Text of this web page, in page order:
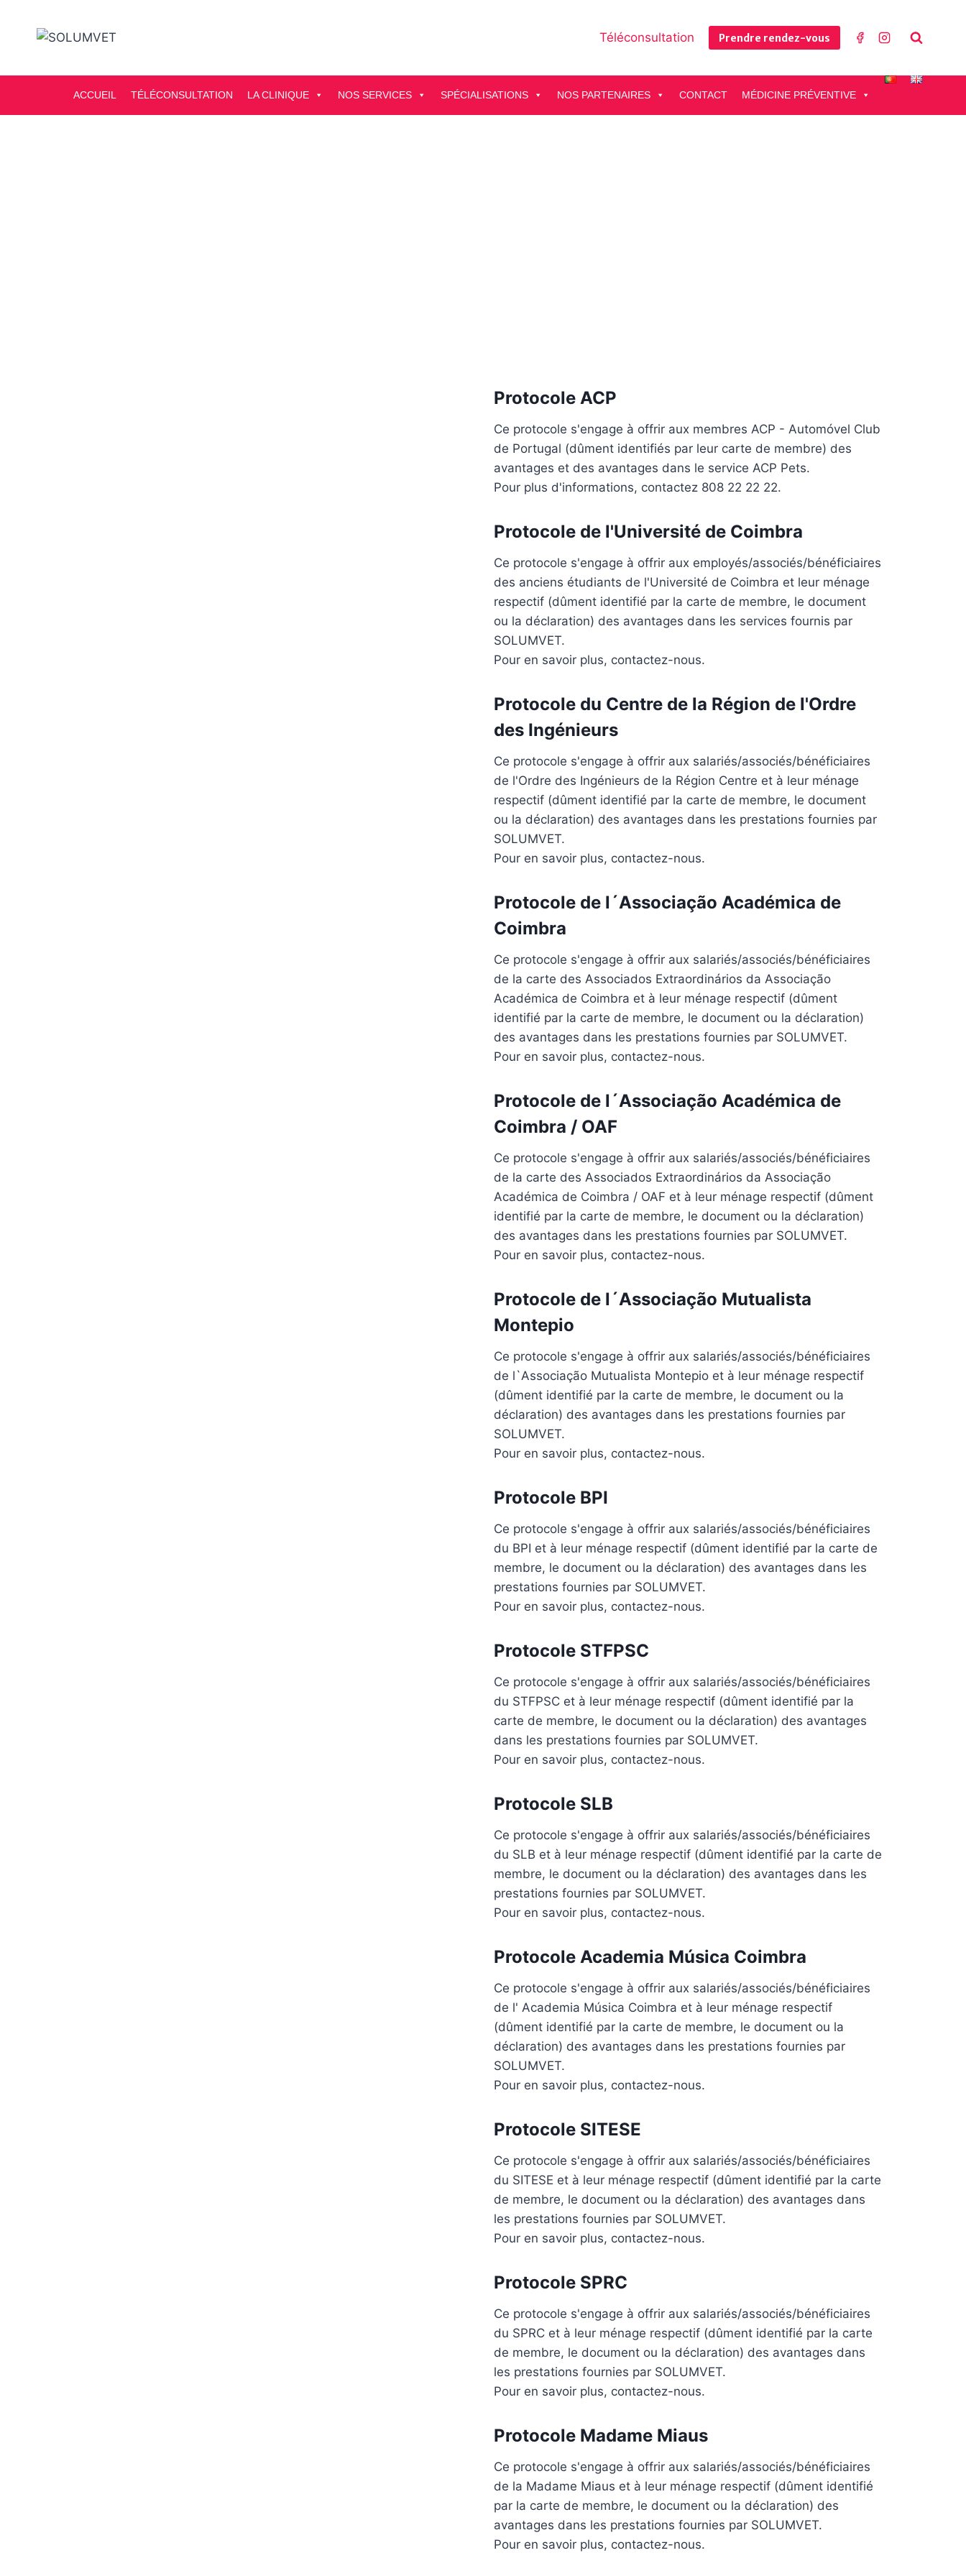
Téléconsultation Prendre rendez-vous
ACCUEIL TÉLÉCONSULTATION LA CLINIQUE NOS SERVICES SPÉCIALISATIONS NOS PARTENAIRES CONTACT MÉDICINE PRÉVENTIVE
Protocole ACP
Ce protocole s'engage à offrir aux membres ACP - Automóvel Club
de Portugal (dûment identifiés par leur carte de membre) des
avantages et des avantages dans le service ACP Pets.
Pour plus d'informations, contactez 808 22 22 22.
Protocole de l'Université de Coimbra
Ce protocole s'engage à offrir aux employés/associés/bénéficiaires
des anciens étudiants de l'Université de Coimbra et leur ménage
respectif (dûment identifié par la carte de membre, le document
ou la déclaration) des avantages dans les services fournis par
SOLUMVET.
Pour en savoir plus, contactez-nous.
Protocole du Centre de la Région de l'Ordre
des Ingénieurs
Ce protocole s'engage à offrir aux salariés/associés/bénéficiaires
de l'Ordre des Ingénieurs de la Région Centre et à leur ménage
respectif (dûment identifié par la carte de membre, le document
ou la déclaration) des avantages dans les prestations fournies par
SOLUMVET.
Pour en savoir plus, contactez-nous.
Protocole de l´Associação Académica de
Coimbra
Ce protocole s'engage à offrir aux salariés/associés/bénéficiaires
de la carte des Associados Extraordinários da Associação
Académica de Coimbra et à leur ménage respectif (dûment
identifié par la carte de membre, le document ou la déclaration)
des avantages dans les prestations fournies par SOLUMVET.
Pour en savoir plus, contactez-nous.
Protocole de l´Associação Académica de
Coimbra / OAF
Ce protocole s'engage à offrir aux salariés/associés/bénéficiaires
de la carte des Associados Extraordinários da Associação
Académica de Coimbra / OAF et à leur ménage respectif (dûment
identifié par la carte de membre, le document ou la déclaration)
des avantages dans les prestations fournies par SOLUMVET.
Pour en savoir plus, contactez-nous.
Protocole de l´Associação Mutualista
Montepio
Ce protocole s'engage à offrir aux salariés/associés/bénéficiaires
de l`Associação Mutualista Montepio et à leur ménage respectif
(dûment identifié par la carte de membre, le document ou la
déclaration) des avantages dans les prestations fournies par
SOLUMVET.
Pour en savoir plus, contactez-nous.
Protocole BPI
Ce protocole s'engage à offrir aux salariés/associés/bénéficiaires
du BPI et à leur ménage respectif (dûment identifié par la carte de
membre, le document ou la déclaration) des avantages dans les
prestations fournies par SOLUMVET.
Pour en savoir plus, contactez-nous.
Protocole STFPSC
Ce protocole s'engage à offrir aux salariés/associés/bénéficiaires
du STFPSC et à leur ménage respectif (dûment identifié par la
carte de membre, le document ou la déclaration) des avantages
dans les prestations fournies par SOLUMVET.
Pour en savoir plus, contactez-nous.
Protocole SLB
Ce protocole s'engage à offrir aux salariés/associés/bénéficiaires
du SLB et à leur ménage respectif (dûment identifié par la carte de
membre, le document ou la déclaration) des avantages dans les
prestations fournies par SOLUMVET.
Pour en savoir plus, contactez-nous.
Protocole Academia Música Coimbra
Ce protocole s'engage à offrir aux salariés/associés/bénéficiaires
de l' Academia Música Coimbra et à leur ménage respectif
(dûment identifié par la carte de membre, le document ou la
déclaration) des avantages dans les prestations fournies par
SOLUMVET.
Pour en savoir plus, contactez-nous.
Protocole SITESE
Ce protocole s'engage à offrir aux salariés/associés/bénéficiaires
du SITESE et à leur ménage respectif (dûment identifié par la carte
de membre, le document ou la déclaration) des avantages dans
les prestations fournies par SOLUMVET.
Pour en savoir plus, contactez-nous.
Protocole SPRC
Ce protocole s'engage à offrir aux salariés/associés/bénéficiaires
du SPRC et à leur ménage respectif (dûment identifié par la carte
de membre, le document ou la déclaration) des avantages dans
les prestations fournies par SOLUMVET.
Pour en savoir plus, contactez-nous.
Protocole Madame Miaus
Ce protocole s'engage à offrir aux salariés/associés/bénéficiaires
de la Madame Miaus et à leur ménage respectif (dûment identifié
par la carte de membre, le document ou la déclaration) des
avantages dans les prestations fournies par SOLUMVET.
Pour en savoir plus, contactez-nous.